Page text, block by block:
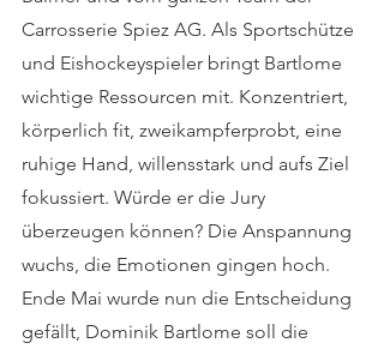
Carrosserie Spiez AG. Als Sportschütze
und Eishockeyspieler bringt Bartlome
wichtige Ressourcen mit. Konzentriert,
körperlich fit, zweikampferprobt, eine
ruhige Hand, willensstark und aufs Ziel
fokussiert. Würde er die Jury
überzeugen können? Die Anspannung
wuchs, die Emotionen gingen hoch.
Ende Mai wurde nun die Entscheidung
gefällt, Dominik Bartlome soll die